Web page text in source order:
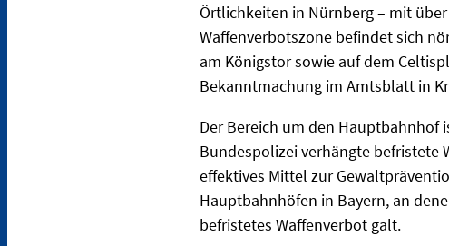
Örtlichkeiten in Nürnberg – mit
Waffenverbotszone befindet sich
am Königstor sowie auf dem
Bekanntmachung im Amtsblatt in
Der Bereich um den Hauptbahnhof
Bundespolizei verhängte befristete
effektives Mittel zur
Hauptbahnhöfen in Bayern, an
befristetes Waffenverbot galt.